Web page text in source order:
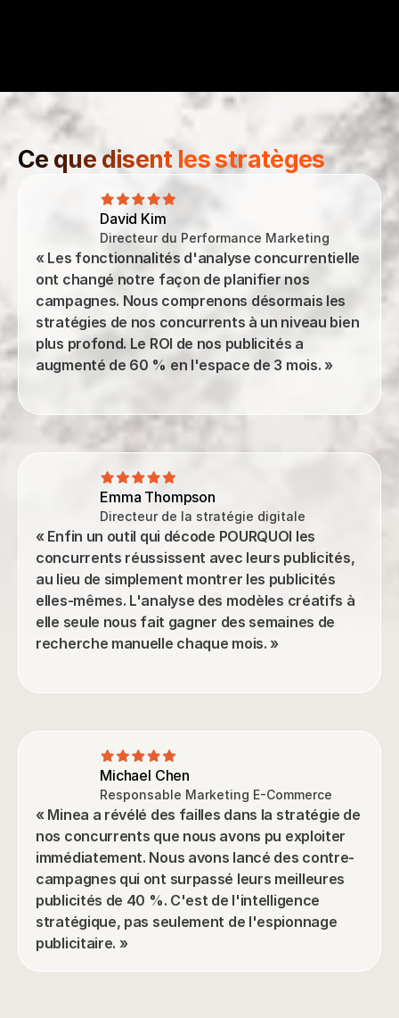
Ce que disent les stratèges
David Kim
Directeur du Performance Marketing
« Les fonctionnalités d'analyse concurrentielle
ont changé notre façon de planifier nos
campagnes. Nous comprenons désormais les
stratégies de nos concurrents à un niveau bien
plus profond. Le ROI de nos publicités a
augmenté de 60 % en l'espace de 3 mois. »
Emma Thompson
Directeur de la stratégie digitale
« Enfin un outil qui décode POURQUOI les
concurrents réussissent avec leurs publicités,
au lieu de simplement montrer les publicités
elles-mêmes. L'analyse des modèles créatifs à
elle seule nous fait gagner des semaines de
recherche manuelle chaque mois. »
Michael Chen
Responsable Marketing E-Commerce
« Minea a révélé des failles dans la stratégie de
nos concurrents que nous avons pu exploiter
immédiatement. Nous avons lancé des contre-
campagnes qui ont surpassé leurs meilleures
publicités de 40 %. C'est de l'intelligence
stratégique, pas seulement de l'espionnage
publicitaire. »